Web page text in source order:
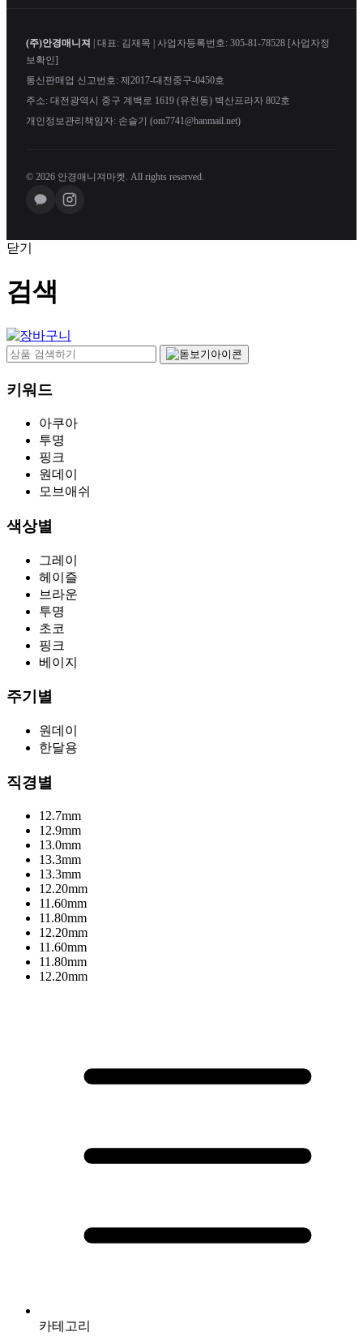
(주)안경매니져 | 대표: 김재목 | 사업자등록번호: 305-81-78528 [사업자정
보확인]
통신판매업 신고번호: 제2017-대전중구-0450호
주소: 대전광역시 중구 계백로 1619 (유천동) 벽산프라자 802호
개인정보관리책임자: 손슬기 (om7741@hanmail.net)
© 2026 안경매니져마켓. All rights reserved.
닫기
검색
키워드
아쿠아
투명
핑크
원데이
모브애쉬
색상별
그레이
헤이즐
브라운
투명
초코
핑크
베이지
주기별
원데이
한달용
직경별
12.7mm
12.9mm
13.0mm
13.3mm
13.3mm
12.20mm
11.60mm
11.80mm
12.20mm
11.60mm
11.80mm
12.20mm
카테고리